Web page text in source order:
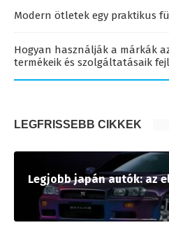
Modern ötletek egy praktikus
Hogyan használják a márkák
termékeik és szolgáltatásaik
LEGFRISSEBB CIKKEK
Legjobb japán autók: az